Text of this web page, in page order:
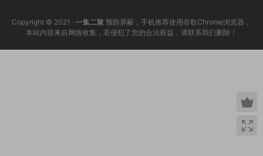
Copyright © 2021 · 一集二聚 预防屏蔽，手机推荐使用谷歌Chrome浏览器，
本站内容来自网络收集，若侵犯了您的合法权益，请联系我们删除！